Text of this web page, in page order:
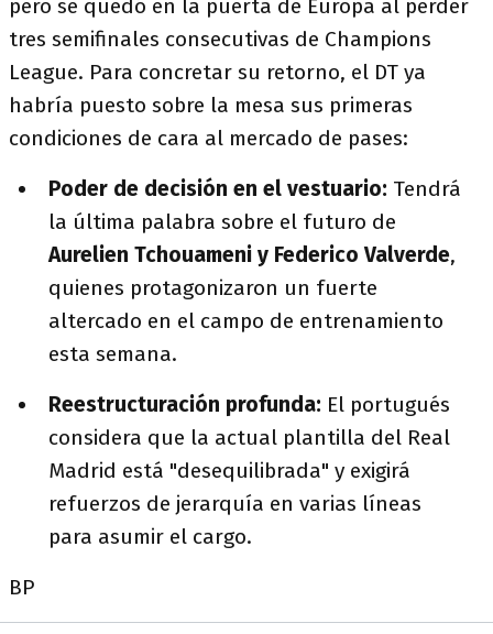
pero se quedó en la puerta de Europa al perder
tres semifinales consecutivas de Champions
League. Para concretar su retorno, el DT ya
habría puesto sobre la mesa sus primeras
condiciones de cara al mercado de pases:
Poder de decisión en el vestuario: Tendrá
la última palabra sobre el futuro de
Aurelien Tchouameni y Federico Valverde,
quienes protagonizaron un fuerte
altercado en el campo de entrenamiento
esta semana.
Reestructuración profunda: El portugués
considera que la actual plantilla del Real
Madrid está "desequilibrada" y exigirá
refuerzos de jerarquía en varias líneas
para asumir el cargo.
BP